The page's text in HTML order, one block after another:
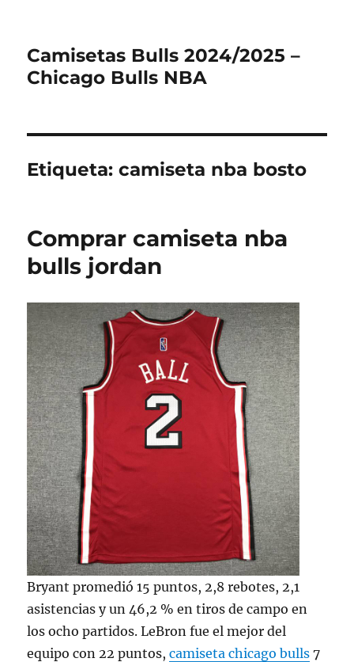
Camisetas Bulls 2024/2025 –
Chicago Bulls NBA
Etiqueta:camiseta nba bosto
Comprar camiseta nba
bulls jordan
Bryant promedió 15 puntos, 2,8 rebotes, 2,1
asistencias y un 46,2 % en tiros de campo en
los ocho partidos. LeBron fue el mejor del
equipo con 22 puntos,camiseta chicago bulls 7